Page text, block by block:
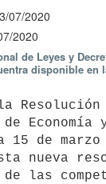
07/2020
2020
de Leyes y
disponible en
Economía
15 de marzo
nueva
de las